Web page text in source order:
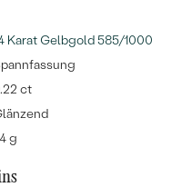
Karat Gelbgold 585/1000
ct
g